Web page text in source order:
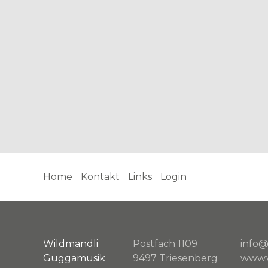
Home Kontakt Links Login
Wildmandli
Guggamusik
Postfach 1109
9497 Triesenberg